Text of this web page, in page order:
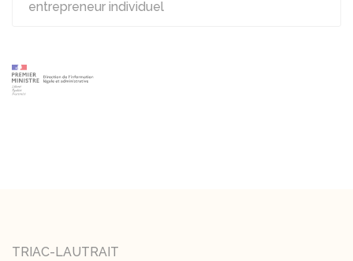
entrepreneur individuel
TRIAC-LAUTRAIT